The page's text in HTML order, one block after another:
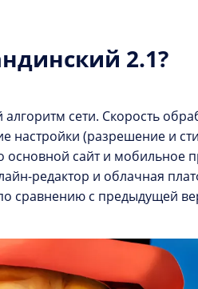
2.1?
сети. Скорость
настройки (разрешение и
сайт и мобильное
редактор и облачная
сравнению с предыдущей